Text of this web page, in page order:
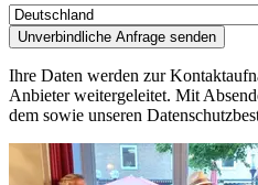
Ihre Daten werden zur
Anbieter weitergeleitet. Mit
dem sowie unseren